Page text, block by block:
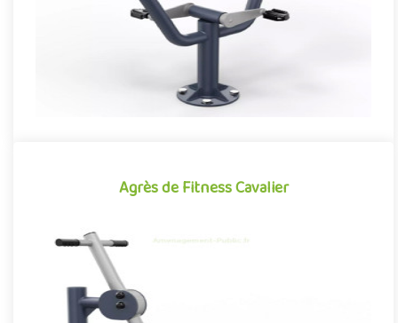
Agrès de Fitness Cavalier
Agrès de Fitness Cavalier
Agrès de fitness de plein air conjuguant activités sportives et
expériences ludiques, le Cavalier se démarque par son caractè..